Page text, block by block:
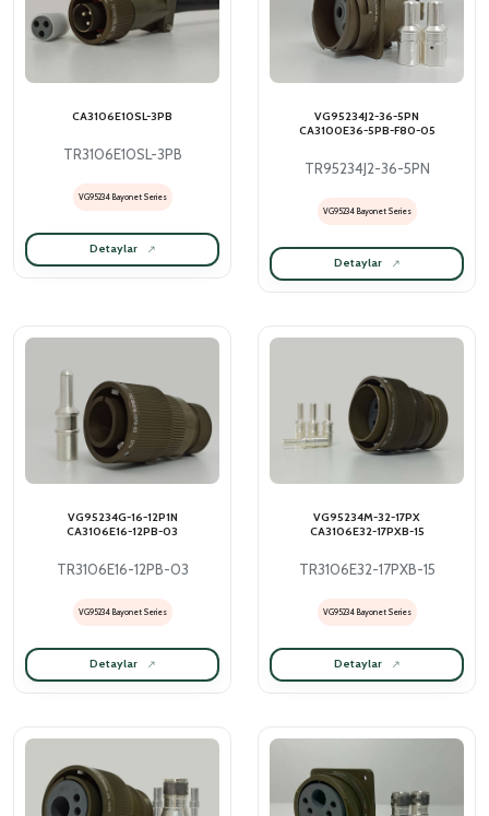
CA3106E10SL-3PB
TR3106E10SL-3PB
VG95234 Bayonet Series
Detaylar
VG95234J2-36-5PN
CA3100E36-5PB-F80-05
TR95234J2-36-5PN
VG95234 Bayonet Series
Detaylar
VG95234G-16-12P1N
CA3106E16-12PB-03
TR3106E16-12PB-03
VG95234 Bayonet Series
Detaylar
VG95234M-32-17PX
CA3106E32-17PXB-15
TR3106E32-17PXB-15
VG95234 Bayonet Series
Detaylar